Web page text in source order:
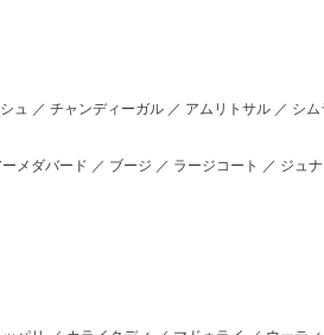
／ チャンディーガル ／ アムリトサル ／ シ
メダバード ／ ブージ ／ ラージコート ／ ジュ